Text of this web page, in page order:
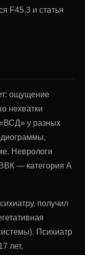
F45.3 и статья
ощущение
нехватки
у разных
Неврологи
— категория А
получил
Психиатр
лет,